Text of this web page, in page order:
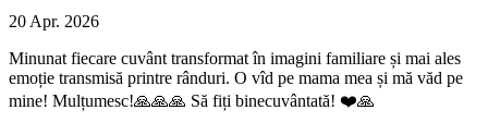
20 Apr. 2026
Minunat fiecare cuvânt transformat în imagini familiare și mai ales
emoție transmisă printre rânduri. O vîd pe mama mea și mă văd pe
mine! Mulțumesc!🙏🙏🙏 Să fiți binecuvântată! ❤️🙏